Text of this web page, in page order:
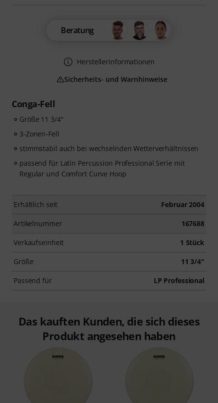
Conga-Fell
Größe 11 3/4"
3-Zonen-Fell
stimmstabil auch bei wechselnden Wetterverhältnissen
passend für Latin Percussion Professional Serie mit
Regular und Comfort Curve Hoop
Erhältlich seit Februar 2004
Artikelnummer 167688
Verkaufseinheit 1 Stück
Größe 11 3/4"
Passend für LP Professional
Beratung
Herstellerinformationen
Sicherheits- und Warnhinweise
Das kauften Kunden, die sich dieses
Produkt angesehen haben